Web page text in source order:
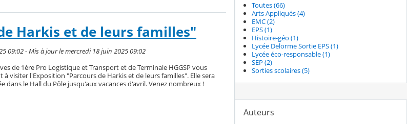
Harkis et de leurs familles"
09:02 - Mis à jour le mercredi 18 juin 2025 09:02
de 1ère Pro Logistique et Transport et de Terminale HGGSP vous
à visiter l'Exposition "Parcours de Harkis et de leurs familles". Elle sera
dans le Hall du Pôle jusqu'aux vacances d'avril. Venez nombreux !
Toutes (66)
Arts Appliqués (4)
EMC (2)
EPS (1)
Histoire-géo (1)
Lycée Delorme Sortie EPS (1)
Lycée éco-responsable (1)
SEP (2)
Sorties scolaires (5)
Auteurs